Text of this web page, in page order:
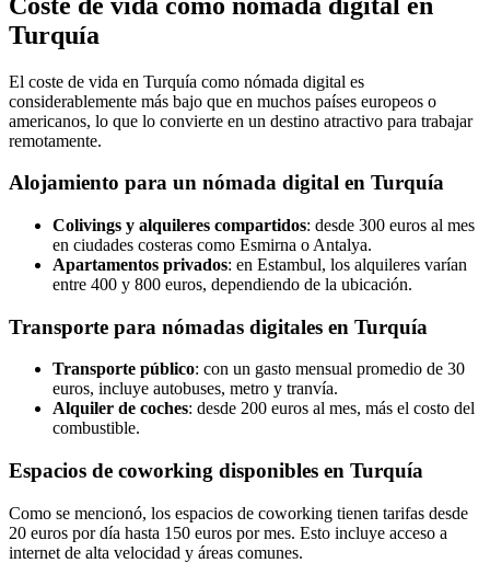
Turquía
El coste de vida en Turquía como nómada digital es
considerablemente más bajo que en muchos países europeos o
americanos, lo que lo convierte en un destino atractivo para trabajar
remotamente.
Alojamiento para un nómada digital en Turquía
Colivings y alquileres compartidos: desde 300 euros al mes
en ciudades costeras como Esmirna o Antalya.
Apartamentos privados: en Estambul, los alquileres varían
entre 400 y 800 euros, dependiendo de la ubicación.
Transporte para nómadas digitales en Turquía
Transporte público: con un gasto mensual promedio de 30
euros, incluye autobuses, metro y tranvía.
Alquiler de coches: desde 200 euros al mes, más el costo del
combustible.
Espacios de coworking disponibles en Turquía
Como se mencionó, los espacios de coworking tienen tarifas desde
20 euros por día hasta 150 euros por mes. Esto incluye acceso a
internet de alta velocidad y áreas comunes.